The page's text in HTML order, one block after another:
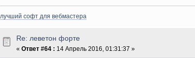
лучший софт для вебмастера
Re: леветон форте
«Ответ #64 : 14 Апрель 2016, 01:31:37 »